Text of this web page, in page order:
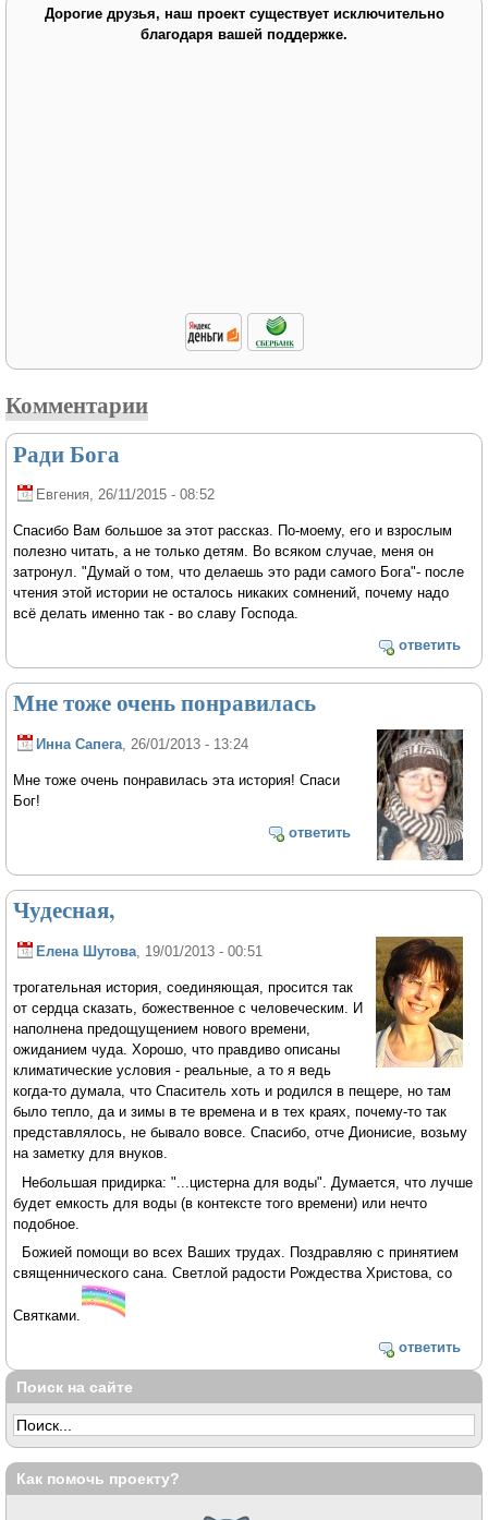
Дорогие друзья, наш проект существует исключительно
благодаря вашей поддержке.
Комментарии
Ради Бога
Евгения, 26/11/2015 - 08:52
Спасибо Вам большое за этот рассказ. По-моему, его и взрослым
полезно читать, а не только детям. Во всяком случае, меня он
затронул. "Думай о том, что делаешь это ради самого Бога"- после
чтения этой истории не осталось никаких сомнений, почему надо
всё делать именно так - во славу Господа.
ответить
Мне тоже очень понравилась
Инна Сапега, 26/01/2013 - 13:24
Мне тоже очень понравилась эта история! Спаси
Бог!
ответить
Чудесная,
Елена Шутова , 19/01/2013 - 00:51
трогательная история, соединяющая, просится так
от сердца сказать, божественное с человеческим. И
наполнена предощущением нового времени,
ожиданием чуда. Хорошо, что правдиво описаны
климатические условия - реальные, а то я ведь
когда-то думала, что Спаситель хоть и родился в пещере, но там
было тепло, да и зимы в те времена и в тех краях, почему-то так
представлялось, не бывало вовсе. Спасибо, отче Дионисие, возьму
на заметку для внуков.
Небольшая придирка: "...цистерна для воды". Думается, что лучше
будет емкость для воды (в контексте того времени) или нечто
подобное.
Божией помощи во всех Ваших трудах. Поздравляю с принятием
священнического сана. Светлой радости Рождества Христова, со
Святками.
ответить
Поиск на сайте
Как помочь проекту?